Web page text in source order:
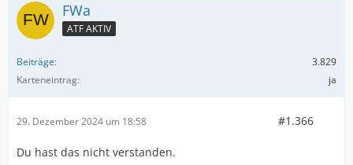
FWa
ATF AKTIV
Beiträge
3.829
Karteneintrag
ja
29. Dezember 2024 um 18:58 #1.366
Du hast das nicht verstanden.